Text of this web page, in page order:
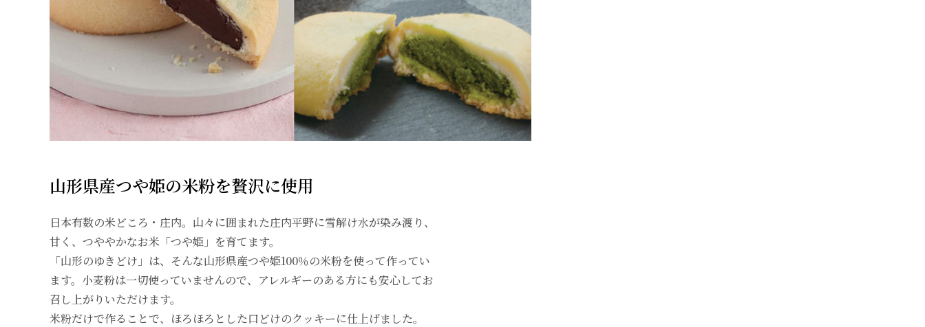
山形県産つや姫の米粉を贅沢に使用
日本有数の米どころ・庄内。山々に囲まれた庄内平野に雪解け水が染み渡り、
甘く、つややかなお米「つや姫」を育てます。
「山形のゆきどけ」は、そんな山形県産つや姫100％の米粉を使って作ってい
ます。小麦粉は一切使っていませんので、アレルギーのある方にも安心してお
召し上がりいただけます。
米粉だけで作ることで、ほろほろとした口どけのクッキーに仕上げました。